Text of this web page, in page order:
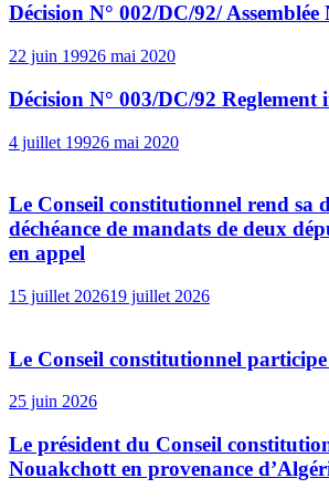
Décision N° 002/DC/92/ Assemblée
22 juin 19926 mai 2020
Décision N° 003/DC/92 Reglement
4 juillet 19926 mai 2020
Le Conseil constitutionnel rend sa
déchéance de mandats de deux
en appel
15 juillet 202619 juillet 2026
Le Conseil constitutionnel
25 juin 2026
Le président du Conseil
Nouakchott en provenance